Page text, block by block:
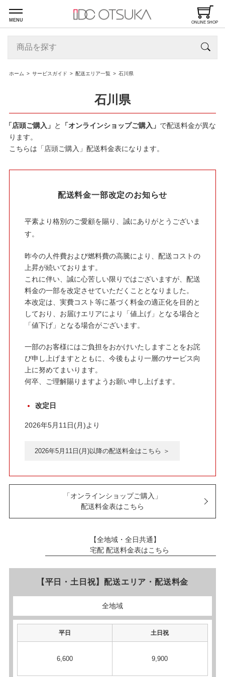
MENU ONLINE SHOP
ホーム サービスガイド 配送エリア一覧 石川県
石川県
「店頭ご購入」 と 「オンラインショップご購入」 で配送料金が異な
ります。
こちらは「店頭ご購入」配送料金表になります。
配送料金一部改定のお知らせ
平素より格別のご愛顧を賜り、誠にありがとうございま
す。
昨今の人件費および燃料費の高騰により、配送コストの
上昇が続いております。
これに伴い、誠に心苦しい限りではございますが、配送
料金の一部を改定させていただくこととなりました。
本改定は、実費コスト等に基づく料金の適正化を目的と
しており、お届けエリアにより「値上げ」となる場合と
「値下げ」となる場合がございます。
一部のお客様にはご負担をおかけいたしますことをお詫
び申し上げますとともに、今後もより一層のサービス向
上に努めてまいります。
何卒、ご理解賜りますようお願い申し上げます。
改定日
2026年5月11日(月)より
2026年5月11日(月)以降の配送料金はこちら ＞
「オンラインショップご購入」
配送料金表はこちら
【全地域・全日共通】
宅配 配送料金表はこちら
【平日・土日祝】配送エリア・配送料金
全地域
平日 土日祝
6,600 9,900